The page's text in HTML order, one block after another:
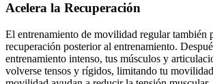
Acelera la Recuperación
El entrenamiento de movilidad regular también
recuperación posterior al entrenamiento.
entrenamiento intenso, tus músculos y
volverse tensos y rígidos, limitando tu